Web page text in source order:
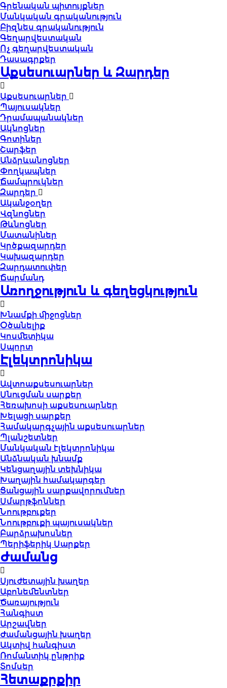
Գրենական պիտույքներ
Մանկական գրականություն
Բիզնես գրականություն
Գեղարվեստական
Ոչ գեղարվեստական
Դասագրքեր
Աքսեսուարներ և Զարդեր
Աքսեսուարներ
Պայուսակներ
Դրամապանակներ
Ակնոցներ
Գոտիներ
Շարֆեր
Անձրևանոցներ
Փողկապներ
Ճամպրուկներ
Զարդեր
Ականջօղեր
Վզնոցներ
Թևնոցներ
Մատանիներ
Կրծքազարդեր
Կախազարդեր
Զարդատուփեր
Ճարմանդ
Առողջություն և գեղեցկություն
Խնամքի միջոցներ
Օծանելիք
Կոսմետիկա
Սպորտ
Էլեկտրոնիկա
Ավտոաքսեսուարներ
Սնուցման սարքեր
Հեռախոսի աքսեսուարներ
Խելացի սարքեր
Համակարգչային աքսեսուարներ
Պլանշետներ
Մանկական էլեկտրոնիկա
Անձնական խնամք
Կենցաղային տեխնիկա
Խաղային համակարգեր
Ցանցային սարքավորումներ
Սմարթֆոններ
Նոութբուքեր
Նոութբուքի պայուսակներ
Բարձրախոսներ
Պերիֆերիկ Սարքեր
Ժամանց
Սյուժետային խաղեր
Աբոնեմենտներ
Ծառայություն
Հանգիստ
Արշավներ
Ժամանցային խաղեր
Ակտիվ հանգիստ
Ռոմանտիկ ընթրիք
Տոմսեր
Հետաքրքիր